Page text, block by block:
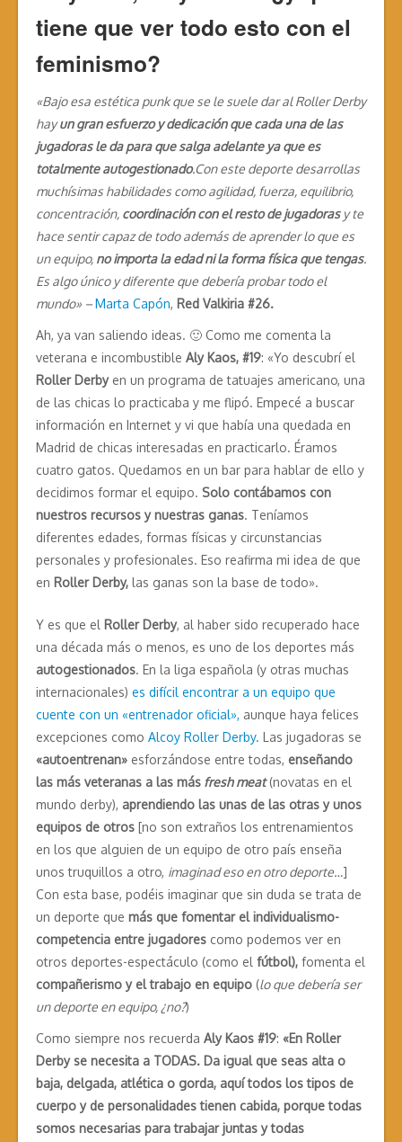
tiene que ver todo esto con el
feminismo?
«Bajo esa estética punk que se le suele dar al Roller Derby
hayun gran esfuerzo y dedicación que cada una de las
jugadoras le da para que salga adelante ya que es
totalmente autogestionado.Con este deporte desarrollas
muchísimas habilidades como agilidad, fuerza, equilibrio,
concentración, coordinación con el resto de jugadorasy te
hace sentir capaz de todo además de aprender lo que es
un equipo, no importa la edad ni la forma física que tengas.
Es algo único y diferente que debería probar todo el
mundo» – Marta Capón, Red Valkiria #26.
Ah, ya van saliendo ideas. 🙂 Como me comenta la
veterana e incombustible Aly Kaos, #19: «Yo descubrí el
Roller Derbyen un programa de tatuajes americano, una
de las chicas lo practicaba y me flipó. Empecé a buscar
información en Internet y vi que había una quedada en
Madrid de chicas interesadas en practicarlo. Éramos
cuatro gatos. Quedamos en un bar para hablar de ello y
decidimos formar el equipo. Solo contábamos con
nuestros recursos y nuestras ganas. Teníamos
diferentes edades, formas físicas y circunstancias
personales y profesionales. Eso reafirma mi idea de que
en Roller Derby, las ganas son la base de todo».
Y es que el Roller Derby, al haber sido recuperado hace
una década más o menos, es uno de los deportes más
autogestionados. En la liga española (y otras muchas
internacionales) es difícil encontrar a un equipo que
cuente con un «entrenador oficial», aunque haya felices
excepciones como Alcoy Roller Derby. Las jugadoras se
«autoentrenan» esforzándose entre todas, enseñando
las más veteranas a las más fresh meat(novatas en el
mundo derby), aprendiendo las unas de las otras y unos
equipos de otros [no son extraños los entrenamientos
en los que alguien de un equipo de otro país enseña
unos truquillos a otro, imaginad eso en otro deporte…]
Con esta base, podéis imaginar que sin duda se trata de
un deporte que más que fomentar el individualismo-
competencia entre jugadores como podemos ver en
otros deportes-espectáculo (como el fútbol), fomenta el
compañerismo y el trabajo en equipo (lo que debería ser
un deporte en equipo, ¿no?)
Como siempre nos recuerda Aly Kaos #19: «En Roller
Derby se necesita a TODAS. Da igual que seas alta o
baja, delgada, atlética o gorda, aquí todos los tipos de
cuerpo y de personalidades tienen cabida, porque todas
somos necesarias para trabajar juntas y todas